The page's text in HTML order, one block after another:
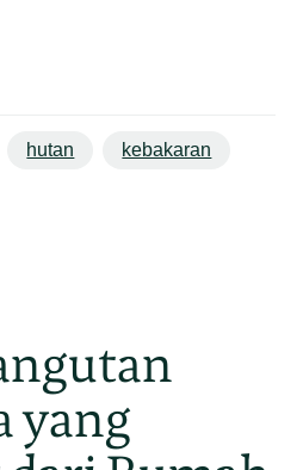
hutan kebakaran
yang